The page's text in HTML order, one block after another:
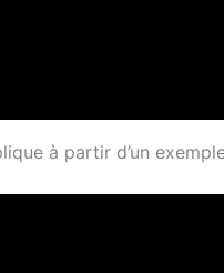
à partir d’un